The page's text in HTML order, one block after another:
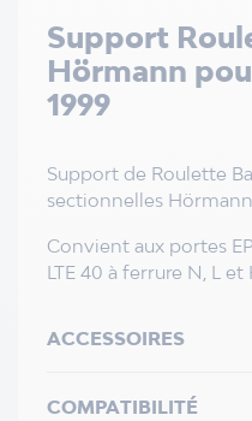
Support
Hörmann
1999
Support de Roulette
sectionnelles
Convient aux portes
LTE 40 à ferrure N, L et
ACCESSOIRES
COMPATIBILITÉ